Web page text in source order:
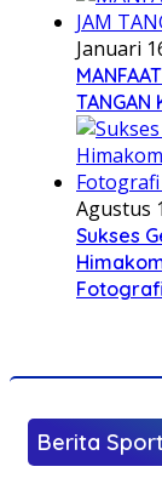
Januari
TANGAN
Agustus
Sukses
Berita Sport